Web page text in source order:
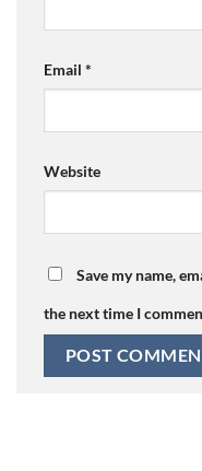
Email *
Website
Save my name,
the next time I